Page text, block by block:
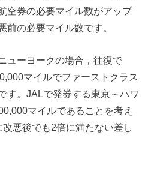
空券の必要マイル数がアップ
前の必要マイル数です。
ューヨークの場合，往復で
マイルでファーストクラス
す。JALで発券する東京～ハワ
マイルであることを考え
悪後でも2倍に満たない差し